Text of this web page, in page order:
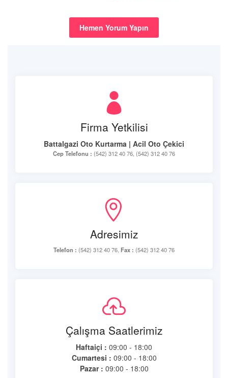
Hemen Yorum Yapın
Firma Yetkilisi
Battalgazi Oto Kurtarma | Acil Oto Çekici
Cep Telefonu : (542) 312 40 76, (542) 312 40 76
Adresimiz
Telefon : (542) 312 40 76, Fax : (542) 312 40 76
Çalışma Saatlerimiz
Haftaiçi : 09:00 - 18:00
Cumartesi : 09:00 - 18:00
Pazar : 09:00 - 18:00